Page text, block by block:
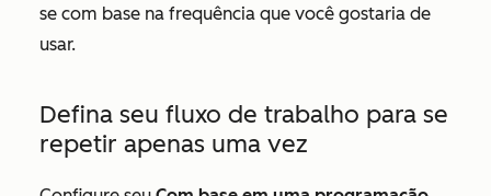
se com base na frequência que você gostaria de
usar.
Defina seu fluxo de trabalho para se
repetir apenas uma vez